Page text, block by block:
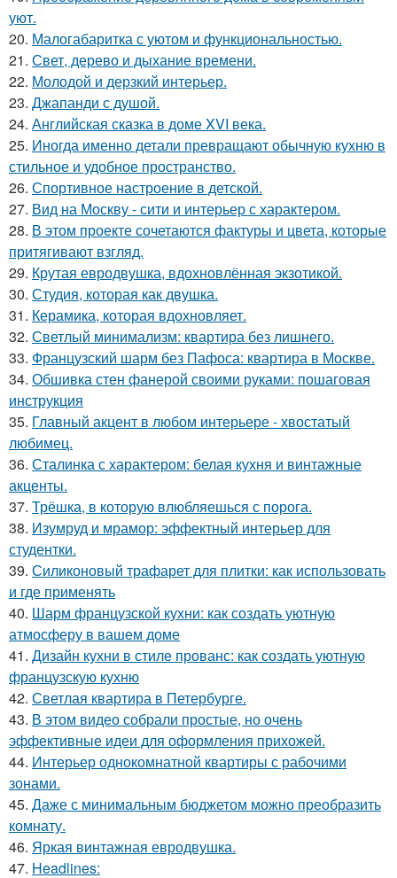
уют.
20. Малогабаритка с уютом и функциональностью.
21. Свет, дерево и дыхание времени.
22. Молодой и дерзкий интерьер.
23. Джапанди с душой.
24. Английская сказка в доме XVI века.
25. Иногда именно детали превращают обычную кухню в
стильное и удобное пространство.
26. Спортивное настроение в детской.
27. Вид на Москву - сити и интерьер с характером.
28. В этом проекте сочетаются фактуры и цвета, которые
притягивают взгляд.
29. Крутая евродвушка, вдохновлённая экзотикой.
30. Студия, которая как двушка.
31. Керамика, которая вдохновляет.
32. Светлый минимализм: квартира без лишнего.
33. Французский шарм без Пафоса: квартира в Москве.
34. Обшивка стен фанерой своими руками: пошаговая
инструкция
35. Главный акцент в любом интерьере - хвостатый
любимец.
36. Сталинка с характером: белая кухня и винтажные
акценты.
37. Трёшка, в которую влюбляешься с порога.
38. Изумруд и мрамор: эффектный интерьер для
студентки.
39. Силиконовый трафарет для плитки: как использовать
и где применять
40. Шарм французской кухни: как создать уютную
атмосферу в вашем доме
41. Дизайн кухни в стиле прованс: как создать уютную
французскую кухню
42. Светлая квартира в Петербурге.
43. В этом видео собрали простые, но очень
эффективные идеи для оформления прихожей.
44. Интерьер однокомнатной квартиры с рабочими
зонами.
45. Даже с минимальным бюджетом можно преобразить
комнату.
46. Яркая винтажная евродвушка.
47. Headlines: